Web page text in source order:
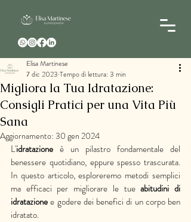
Migliora la Tua Idratazione:
Consigli Pratici per una Vita Più
Sana
Elisa Martinese
7 dic 2023 Tempo di lettura: 3 min
Aggiornamento: 30 gen 2024
L'idratazione è un pilastro fondamentale del
benessere quotidiano, eppure spesso trascurata.
In questo articolo, esploreremo metodi semplici
ma efficaci per migliorare le tue abitudini di
idratazione e godere dei benefici di un corpo ben
idratato.